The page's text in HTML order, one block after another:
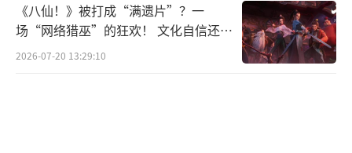
《八仙！》被打成“满遗片”？一
场“网络猎巫”的狂欢！ 文化自信还是
焦虑？
2026-07-20 13:29:10